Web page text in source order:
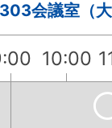
会議室（大
10:00